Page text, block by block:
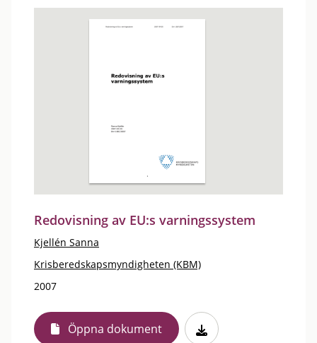
Redovisning av EU:s varningssystem
Kjellén Sanna
Krisberedskapsmyndigheten (KBM)
2007
Öppna dokument